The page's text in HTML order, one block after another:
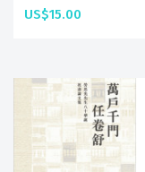
US$15.00